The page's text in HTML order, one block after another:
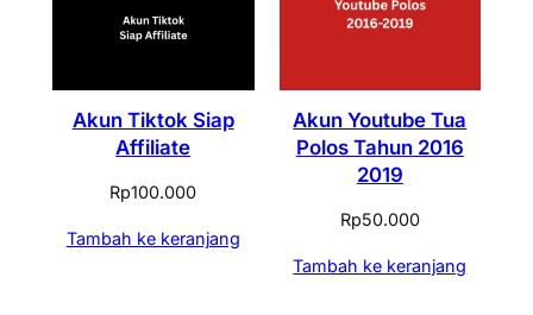
Akun Tiktok Siap
Affiliate
Rp100.000
Tambah ke keranjang
Akun Youtube Tua
Polos Tahun 2016
2019
Rp50.000
Tambah ke keranjang